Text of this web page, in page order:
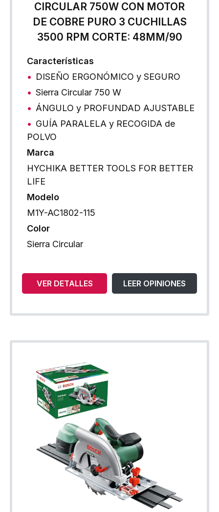
CIRCULAR 750W CON MOTOR
DE COBRE PURO 3 CUCHILLAS
3500 RPM CORTE: 48MM/90
Características
DISEÑO ERGONÓMICO y SEGURO
Sierra Circular 750 W
ÁNGULO y PROFUNDAD AJUSTABLE
GUÍA PARALELA y RECOGIDA de
POLVO
Marca
HYCHIKA BETTER TOOLS FOR BETTER
LIFE
Modelo
M1Y-AC1802-115
Color
Sierra Circular
VER DETALLES LEER OPINIONES